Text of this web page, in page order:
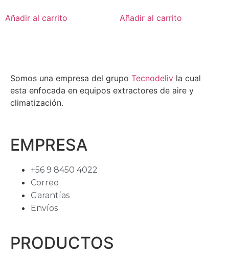
Añadir al carrito Añadir al carrito
Somos una empresa del grupo Tecnodeliv la cual
esta enfocada en equipos extractores de aire y
climatización.
EMPRESA
+56 9 8450 4022
Correo
Garantías
Envíos
PRODUCTOS